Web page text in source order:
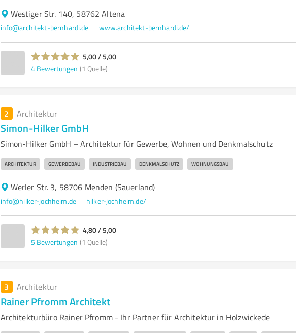
Westiger Str. 140, 58762 Altena
info@architekt-bernhardi.de www.architekt-bernhardi.de/
5,00 / 5,00
4 Bewertungen (1 Quelle)
2 Architektur
Simon-Hilker GmbH
Simon-Hilker GmbH – Architektur für Gewerbe, Wohnen und Denkmalschutz
ARCHITEKTUR GEWERBEBAU INDUSTRIEBAU DENKMALSCHUTZ WOHNUNGSBAU
Werler Str. 3, 58706 Menden (Sauerland)
info@hilker-jochheim.de hilker-jochheim.de/
4,80 / 5,00
5 Bewertungen (1 Quelle)
3 Architektur
Rainer Pfromm Architekt
Architekturbüro Rainer Pfromm - Ihr Partner für Architektur in Holzwickede